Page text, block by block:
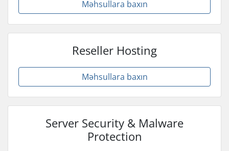
Məhsullara baxın
Reseller Hosting
Məhsullara baxın
Server Security & Malware
Protection